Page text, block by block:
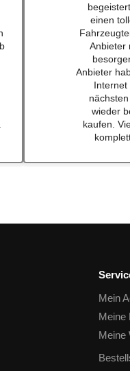
16v
und
Qualität
Ich
Mein
Meine
Meine